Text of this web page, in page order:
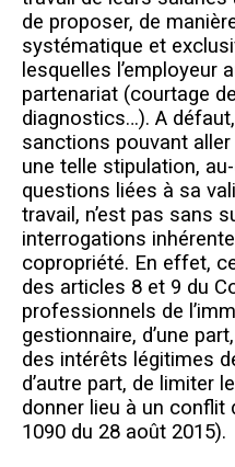
de proposer, de
systématique et
lesquelles l’employeur
partenariat (courtage
diagnostics…). A
sanctions pouvant aller
une telle stipulation,
questions liées à sa
travail, n’est pas sans
interrogations
copropriété. En effet,
des articles 8 et 9 du
professionnels de
gestionnaire, d’une
des intérêts légitimes
d’autre part, de limiter
donner lieu à un conflit
1090 du 28 août 2015).